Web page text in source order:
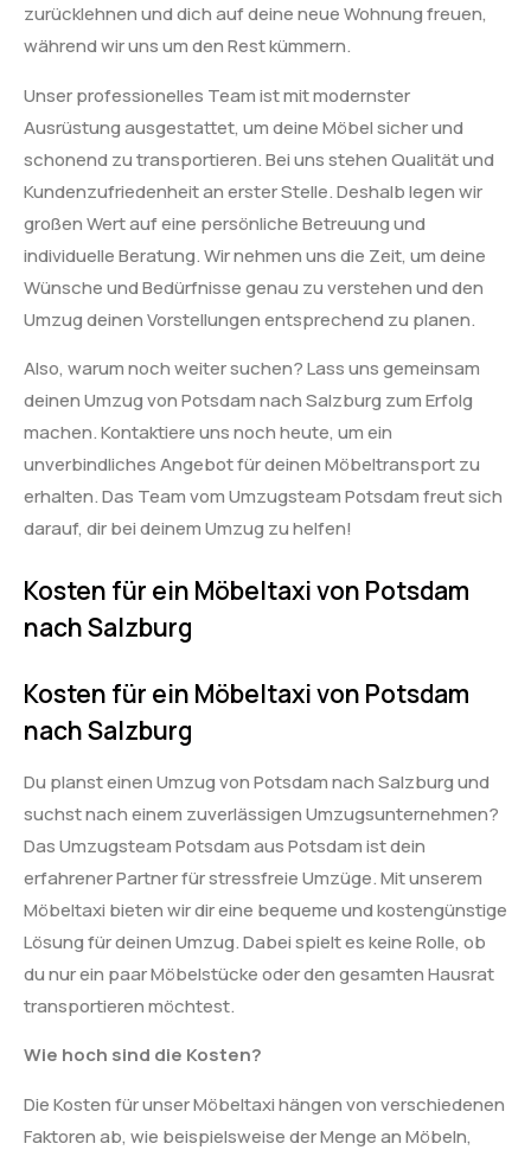
zurücklehnen und dich auf deine neue Wohnung freuen,
während wir uns um den Rest kümmern.
Unser professionelles Team ist mit modernster
Ausrüstung ausgestattet, um deine Möbel sicher und
schonend zu transportieren. Bei uns stehen Qualität und
Kundenzufriedenheit an erster Stelle. Deshalb legen wir
großen Wert auf eine persönliche Betreuung und
individuelle Beratung. Wir nehmen uns die Zeit, um deine
Wünsche und Bedürfnisse genau zu verstehen und den
Umzug deinen Vorstellungen entsprechend zu planen.
Also, warum noch weiter suchen? Lass uns gemeinsam
deinen Umzug von Potsdam nach Salzburg zum Erfolg
machen. Kontaktiere uns noch heute, um ein
unverbindliches Angebot für deinen Möbeltransport zu
erhalten. Das Team vom Umzugsteam Potsdam freut sich
darauf, dir bei deinem Umzug zu helfen!
Kosten für ein Möbeltaxi von Potsdam
nach Salzburg
Kosten für ein Möbeltaxi von Potsdam
nach Salzburg
Du planst einen Umzug von Potsdam nach Salzburg und
suchst nach einem zuverlässigen Umzugsunternehmen?
Das Umzugsteam Potsdam aus Potsdam ist dein
erfahrener Partner für stressfreie Umzüge. Mit unserem
Möbeltaxi bieten wir dir eine bequeme und kostengünstige
Lösung für deinen Umzug. Dabei spielt es keine Rolle, ob
du nur ein paar Möbelstücke oder den gesamten Hausrat
transportieren möchtest.
Wie hoch sind die Kosten?
Die Kosten für unser Möbeltaxi hängen von verschiedenen
Faktoren ab, wie beispielsweise der Menge an Möbeln,